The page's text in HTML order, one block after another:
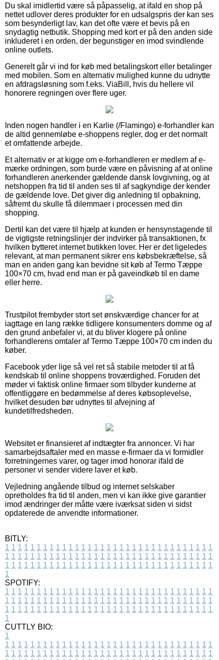
Du skal imidlertid være så påpasselig, at ifald en shop på
nettet udlover deres produkter for en udsalgspris der kan ses
som besynderligt lav, kan det ofte være et bevis på en
snydagtig netbutik. Shopping med kort er på den anden side
inkluderet i en orden, der begunstiger en imod svindlende
online outlets.
Generelt går vi ind for køb med betalingskort eller betalinger
med mobilen. Som en alternativ mulighed kunne du udnytte
en afdragsløsning som f.eks. ViaBill, hvis du hellere vil
honorere regningen over flere uger.
Inden nogen handler i en Karlie (/Flamingo) e-forhandler kan
de altid gennemløbe e-shoppens regler, dog er det normalt
et omfattende arbejde.
Et alternativ er at kigge om e-forhandleren er medlem af e-
mærke ordningen, som burde være en påvisning af at online
forhandleren anerkender gældende dansk lovgivning, og at
netshoppen fra tid til anden ses til af sagkyndige der kender
de gældende love. Det giver dig anledning til opbakning,
såfremt du skulle få dilemmaer i processen med din
shopping.
Dertil kan det være til hjælp at kunden er hensynstagende til
de vigtigste retningslinjer der indvirker på transaktionen, fx
hvilken bytteret internet butikken lover. Her er det ligeledes
relevant, at man permanent sikrer ens købsbekræftelse, så
man en anden gang kan bevidne sit køb af Termo Tæppe
100×70 cm, hvad end man er på gaveindkøb til en dame
eller herre.
Trustpilot frembyder stort set ønskværdige chancer for at
iagttage en lang række tidligere konsumenters domme og af
den grund anbefaler vi, at du bliver klogere på online
forhandlerens omtaler af Termo Tæppe 100×70 cm inden du
køber.
Facebook yder lige så vel ret så stabile metoder til at få
kendskab til online shoppens troværdighed. Foruden det
møder vi faktisk online firmaer som tilbyder kunderne at
offentliggøre en bedømmelse af deres købsoplevelse,
hvilket desuden bør udnyttes til afvejning af
kundetilfredsheden.
Websitet er finansieret af indtægter fra annoncer. Vi har
samarbejdsaftaler med en masse e-firmaer da vi formidler
forretningernes varer, og tager imod honorar ifald de
personer vi sender videre laver et køb.
Vejledning angående tilbud og internet selskaber
opretholdes fra tid til anden, men vi kan ikke give garantier
imod ændringer der måtte være iværksat siden vi sidst
opdaterede de anvendte informationer.
BITLY:
1 1 1 1 1 1 1 1 1 1 1 1 1 1 1 1 1 1 1 1 1 1 1 1 1 1 1 1 1 1 1 1 1
1 1 1 1 1 1 1 1 1 1 1 1 1 1 1 1 1 1 1 1 1 1 1 1 1 1 1 1 1 1 1 1 1
1 1 1 1 1 1 1 1 1 1 1 1 1 1 1 1 1 1 1 1 1 1 1 1 1 1 1 1 1 1 1 1 1
1
SPOTIFY:
1 1 1 1 1 1 1 1 1 1 1 1 1 1 1 1 1 1 1 1 1 1 1 1 1 1 1 1 1 1 1 1 1
1 1 1 1 1 1 1 1 1 1 1 1 1 1 1 1 1 1 1 1 1 1 1 1 1 1 1 1 1 1 1 1 1
1 1 1 1 1 1 1 1 1 1 1 1 1 1 1 1 1 1 1 1 1 1 1 1 1 1 1 1 1 1 1 1 1
1
CUTTLY BIO:
1
1 1 1 1 1 1 1 1 1 1 1 1 1 1 1 1 1 1 1 1 1 1 1 1 1 1 1 1 1 1 1 1 1
1 1 1 1 1 1 1 1 1 1 1 1 1 1 1 1 1 1 1 1 1 1 1 1 1 1 1 1 1 1 1 1 1